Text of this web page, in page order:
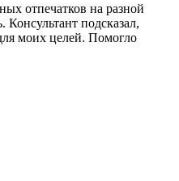
отпечатков на разной
Консультант подсказал,
моих целей. Помогло